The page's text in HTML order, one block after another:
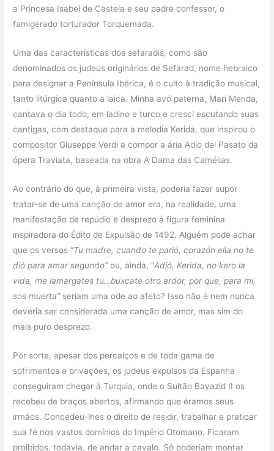
a Princesa Isabel de Castela e seu padre confessor, o
famigerado torturador Torquemada.
Uma das características dos sefaradis, como são
denominados os judeus originários de Sefarad, nome hebraico
para designar a Península Ibérica, é o culto à tradição musical,
tanto litúrgica quanto a laica. Minha avó paterna, Mari Menda,
cantava o dia todo, em ladino e turco e cresci escutando suas
cantigas, com destaque para a melodia Kerida, que inspirou o
compositor Giuseppe Verdi a compor a ária Adio del Pasato da
ópera Traviata, baseada na obra A Dama das Camélias.
Ao contrário do que, à primeira vista, poderia fazer supor
tratar-se de uma canção de amor era, na realidade, uma
manifestação de repúdio e desprezo à figura feminina
inspiradora do Édito de Expulsão de 1492. Alguém pode achar
que os versos “Tu madre, cuando te parió, corazón ella no te
dió para amar segundo”ou, ainda, “Adió, Kerida, no kero la
vida, me lamargates tu…buxcate otro ardor, por que, para mi,
sos muerta” seriam uma ode ao afeto? Isso não é nem nunca
deveria ser considerada uma canção de amor, mas sim do
mais puro desprezo.
Por sorte, apesar dos percalços e de toda gama de
sofrimentos e privações, os judeus expulsos da Espanha
conseguiram chegar à Turquia, onde o Sultão Bayazid II os
recebeu de braços abertos, afirmando que éramos seus
irmãos. Concedeu-lhes o direito de residir, trabalhar e praticar
sua fé nos vastos domínios do Império Otomano. Ficaram
proibidos, todavia, de andar a cavalo. Só poderiam montar